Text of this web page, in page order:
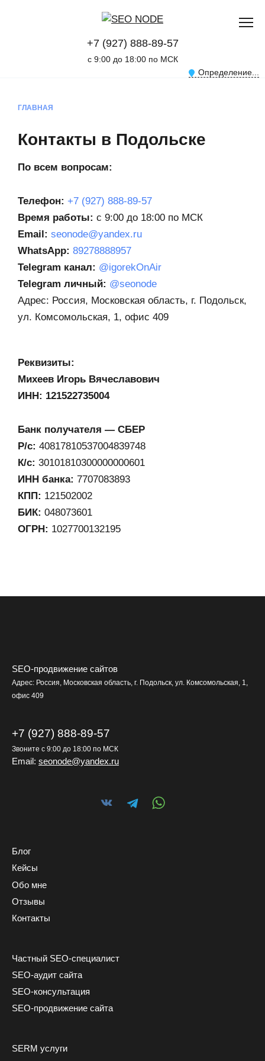
+7 (927) 888-89-57
с 9:00 до 18:00 по МСК
Определение...
ГЛАВНАЯ
Контакты в Подольске
По всем вопросам:
Телефон: +7 (927) 888-89-57
Время работы: с 9:00 до 18:00 по МСК
Email: seonode@yandex.ru
WhatsApp: 89278888957
Telegram канал: @igorekOnAir
Telegram личный: @seonode
Адрес: Россия, Московская область, г. Подольск,
ул. Комсомольская, 1, офис 409
Реквизиты:
Михеев Игорь Вячеславович
ИНН: 121522735004
Банк получателя — СБЕР
Р/с: 40817810537004839748
К/с: 30101810300000000601
ИНН банка: 7707083893
КПП: 121502002
БИК: 048073601
ОГРН: 1027700132195
SEO-продвижение сайтов
Адрес: Россия, Московская область, г. Подольск, ул. Комсомольская, 1,
офис 409
+7 (927) 888-89-57
Звоните с 9:00 до 18:00 по МСК
Email: seonode@yandex.ru
Блог
Кейсы
Обо мне
Отзывы
Контакты
Частный SEO-специалист
SEO-аудит сайта
SEO-консультация
SEO-продвижение сайта
SERM услуги